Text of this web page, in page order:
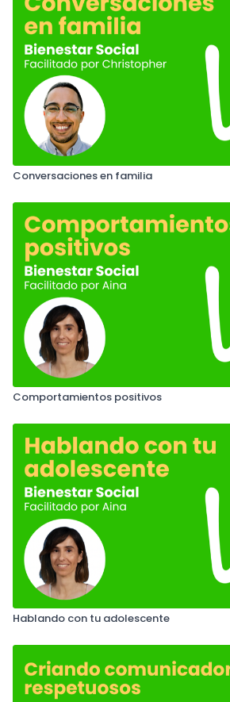
Conversaciones en familia
Comportamientos positivos
Hablando con tu adolescente